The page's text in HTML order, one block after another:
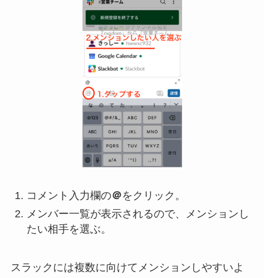
コメント入力欄の＠をクリック。
メンバー一覧が表示されるので、メンションし
たい相手を選ぶ。
スラックには複数に向けてメンションしやすいよ